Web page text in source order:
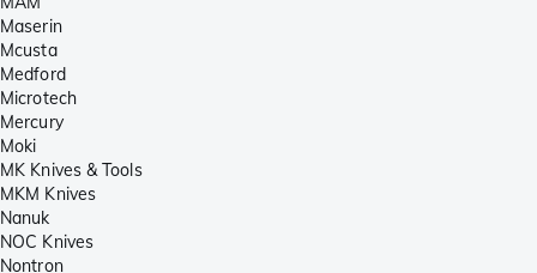
Maserin
Mcusta
Medford
Microtech
Mercury
Moki
MK Knives & Tools
MKM Knives
Nanuk
NOC Knives
Nontron